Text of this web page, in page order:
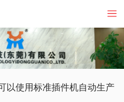
以使用标准插件机自动生产